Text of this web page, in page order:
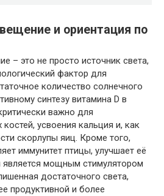
и ориентация по
– это не просто источник света,
фактор для
количество солнечного
синтезу витамина D в
важно для
усвоения кальция и, как
скорлупы яиц. Кроме того,
иммунитет птицы, улучшает её
мощным стимулятором
достаточного света,
продуктивной и более